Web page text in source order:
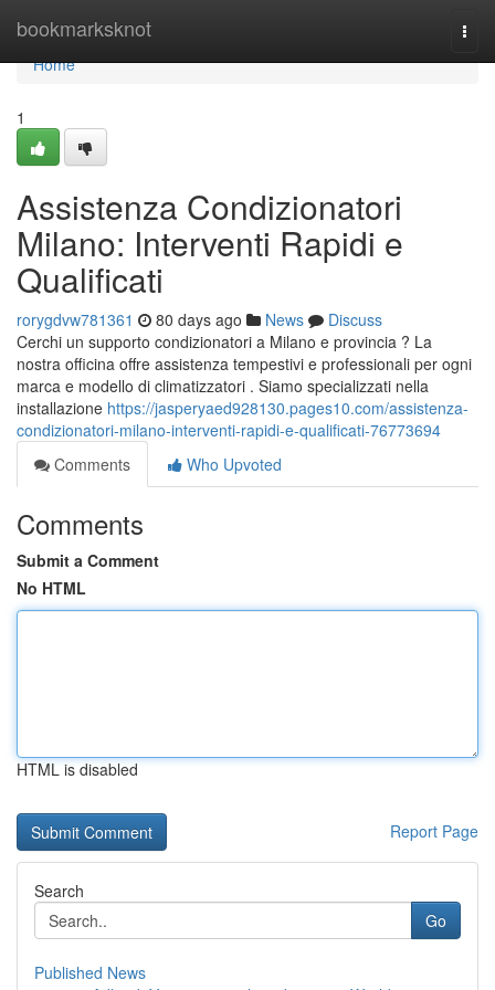
bookmarksknot
Home
Home
1
Assistenza Condizionatori
Milano: Interventi Rapidi e
Qualificati
rorygdvw781361 80 days ago News
Discuss
Cerchi un supporto condizionatori a Milano e provincia ? La
nostra officina offre assistenza tempestivi e professionali per ogni
marca e modello di climatizzatori . Siamo specializzati nella
installazione https://jasperyaed928130.pages10.com/assistenza-
condizionatori-milano-interventi-rapidi-e-qualificati-76773694
Comments
Who Upvoted
Comments
Submit a Comment
No HTML
HTML is disabled
Report Page
Search
Go
Published News